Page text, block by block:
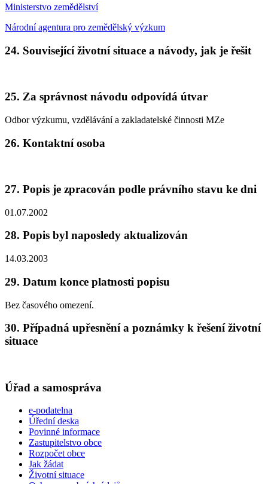
Ministerstvo zemědělství
Národní agentura pro zemědělský výzkum
24. Související životní situace a návody, jak je řešit
25. Za správnost návodu odpovídá útvar
Odbor výzkumu, vzdělávání a zakladatelské činnosti MZe
26. Kontaktní osoba
27. Popis je zpracován podle právního stavu ke dni
01.07.2002
28. Popis byl naposledy aktualizován
14.03.2003
29. Datum konce platnosti popisu
Bez časového omezení.
30. Případná upřesnění a poznámky k řešení životní
situace
Úřad a samospráva
e-podatelna
Úřední deska
Povinné informace
Zastupitelstvo obce
Rozpočet obce
Jak žádat
Životní situace